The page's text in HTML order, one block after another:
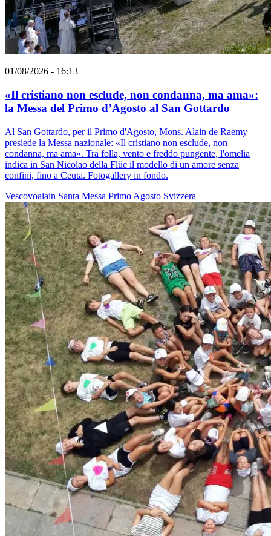
01/08/2026 - 16:13
«Il cristiano non esclude, non condanna, ma ama»:
la Messa del Primo d’Agosto al San Gottardo
Al San Gottardo, per il Primo d'Agosto, Mons. Alain de Raemy
presiede la Messa nazionale: «Il cristiano non esclude, non
condanna, ma ama». Tra folla, vento e freddo pungente, l'omelia
indica in San Nicolao della Flüe il modello di un amore senza
confini, fino a Ceuta. Fotogallery in fondo.
Vescovoalain Santa Messa Primo Agosto Svizzera